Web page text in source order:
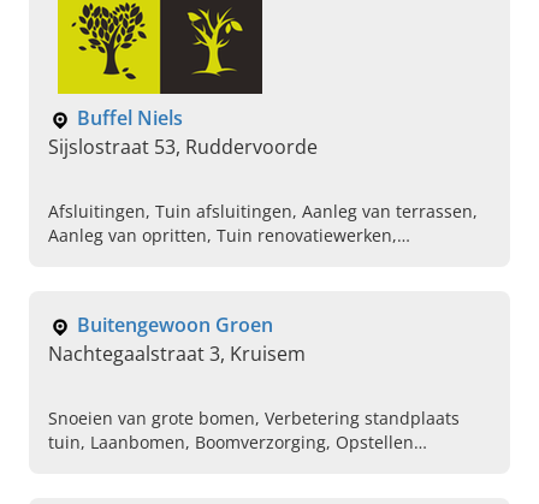
Buffel Niels
Sijslostraat 53, Ruddervoorde
Afsluitingen, Tuin afsluitingen, Aanleg van terrassen,
Aanleg van opritten, Tuin renovatiewerken,
Buitengewoon Groen
Nachtegaalstraat 3, Kruisem
Snoeien van grote bomen, Verbetering standplaats
tuin, Laanbomen, Boomverzorging, Opstellen